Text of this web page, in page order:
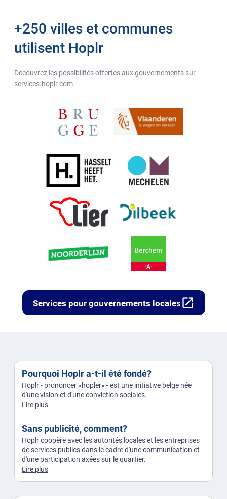
+250 villes et communes
utilisent Hoplr
Découvrez les possibilités offertes aux gouvernements sur
services.hoplr.com
Services pour gouvernements locales open_in_new
Pourquoi Hoplr a-t-il été fondé?
Hoplr - prononcer «hopler» - est une initiative belge née
d'une vision et d'une conviction sociales.
Lire plus
Sans publicité, comment?
Hoplr coopère avec les autorités locales et les entreprises
de services publics dans le cadre d'une communication et
d'une participation axées sur le quartier.
Lire plus